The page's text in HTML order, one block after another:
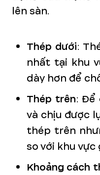
lên sàn.
Thép dưới:
nhất tại khu
dày hơn để
Thép trên: Để
và chịu được
thép trên
so với khu vực
Khoảng cách